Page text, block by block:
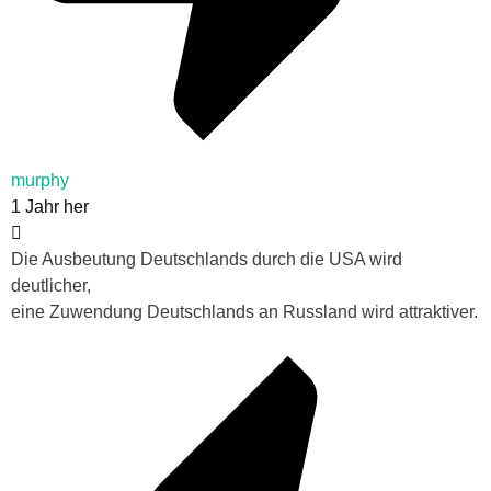
murphy
1 Jahr her
Die Ausbeutung Deutschlands durch die USA wird
deutlicher,
eine Zuwendung Deutschlands an Russland wird attraktiver.